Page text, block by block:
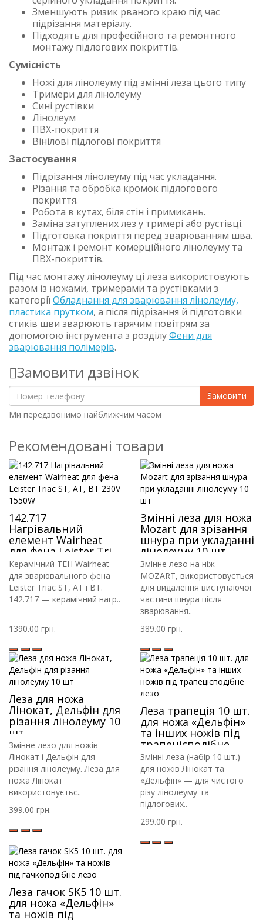
Зменшують ризик рваного краю під час
підрізання матеріалу.
Підходять для професійного та ремонтного
монтажу підлогових покриттів.
Сумісність
Ножі для лінолеуму під змінні леза цього типу
Тримери для лінолеуму
Сині рустівки
Лінолеум
ПВХ-покриття
Вінілові підлогові покриття
Застосування
Підрізання лінолеуму під час укладання.
Різання та обробка кромок підлогового
покриття.
Робота в кутах, біля стін і примикань.
Заміна затуплених лез у тримері або рустівці.
Підготовка покриття перед зварюванням шва.
Монтаж і ремонт комерційного лінолеуму та
ПВХ-покриттів.
Під час монтажу лінолеуму ці леза використовують
разом із ножами, тримерами та рустівками з
категоріїОбладнання для зварювання лінолеуму,
пластика прутком, а після підрізання й підготовки
стиків шви зварюють гарячим повітрям за
допомогою інструмента з розділуФени для
зварювання полімерів.
Замовити дзвінок
Замовити
Ми передзвонимо найближчим часом
Рекомендовані товари
142.717
Нагрівальний
елемент Wairheat
для фена Leister Triac
ST, AT, BT 230V
1550W
Керамічний ТЕН Wairheat
для зварювального фена
Leister Triac ST, AT і BT.
142.717 — керамічний нагр..
1390.00 грн.
Змінні леза для ножа
Mozart для зрізання
шнура при укладанні
лінолеуму 10 шт
Змінне лезо на ніж
MOZART, використовується
для видалення виступаючої
частини шнура після
зварювання..
389.00 грн.
Леза для ножа
Лінокат, Дельфін для
різання лінолеуму 10
шт
Змінне лезо для ножів
Лінокат і Дельфін для
різання лінолеуму. Леза для
ножа Лінокат
використовуєтьс..
399.00 грн.
Леза трапеція 10 шт.
для ножа «Дельфін»
та інших ножів під
трапецієподібне
лезо
Змінні леза (набір 10 шт.)
для ножів Лінокат та
«Дельфін» — для чистого
різу лінолеуму та
підлогових..
299.00 грн.
Леза гачок SK5 10 шт.
для ножа «Дельфін»
та ножів під